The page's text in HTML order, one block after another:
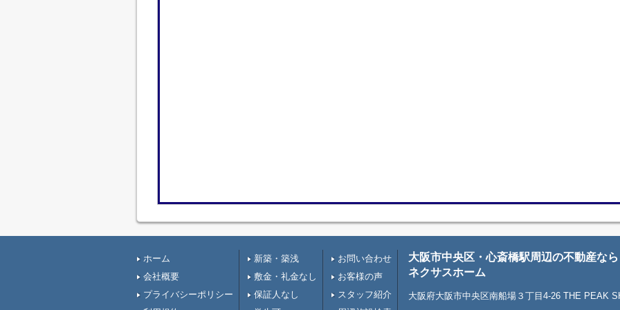
ホーム
会社概要
プライバシーポリシー
新築・築浅
敷金・礼金なし
保証人なし
お問い合わせ
お客様の声
スタッフ紹介
大阪市中央区・心斎橋駅周辺の不動産なら
ネクサスホーム
大阪府大阪市中央区南船場３丁目4-26 THE PEAK